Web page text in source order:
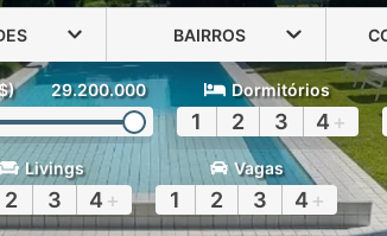
BAIRROS
29.200.000 Dormitórios
1 2 3 4 +
Livings
2 3 4 +
Vagas
1 2 3 4 +